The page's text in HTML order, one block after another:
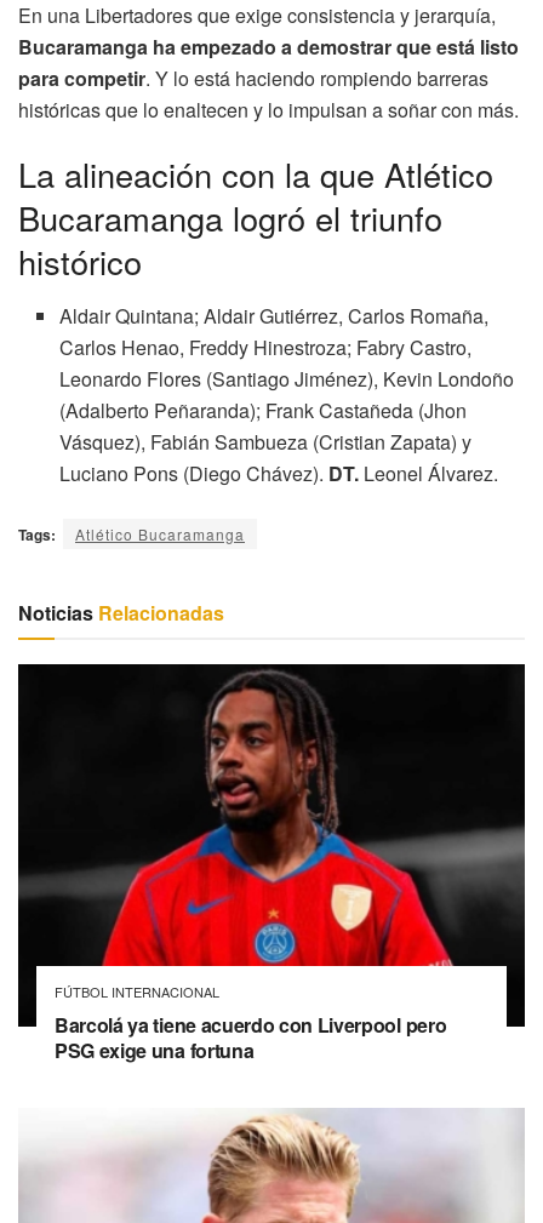
En una Libertadores que exige consistencia y jerarquía,
Bucaramanga ha empezado a demostrar que está listo
para competir. Y lo está haciendo rompiendo barreras
históricas que lo enaltecen y lo impulsan a soñar con más.
La alineación con la que Atlético
Bucaramanga logró el triunfo
histórico
Aldair Quintana; Aldair Gutiérrez, Carlos Romaña,
Carlos Henao, Freddy Hinestroza; Fabry Castro,
Leonardo Flores (Santiago Jiménez), Kevin Londoño
(Adalberto Peñaranda); Frank Castañeda (Jhon
Vásquez), Fabián Sambueza (Cristian Zapata) y
Luciano Pons (Diego Chávez). DT. Leonel Álvarez.
Tags: Atlético Bucaramanga
Noticias Relacionadas
FÚTBOL INTERNACIONAL
Barcolá ya tiene acuerdo con Liverpool pero
PSG exige una fortuna